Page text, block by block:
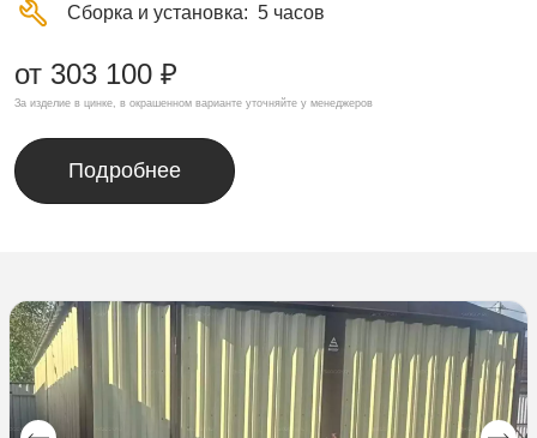
Сборка и установка 5 часов
от 303 100 ₽
За изделие в цинке, в окрашенном варианте уточняйте у менеджеров
Подробнее